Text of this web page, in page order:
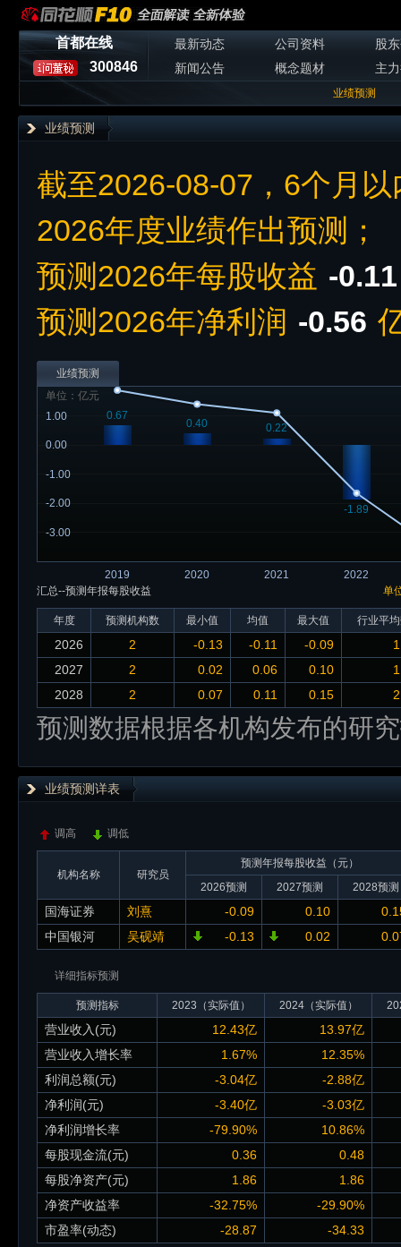
首都在线
300846
最新动态 公司资料
股
新闻公告
概念题材 主
业绩预测
业绩预测
截至2026-08-07，6个月
2026年度业绩作出预测；
预测2026年每股收益 -0.11
预测2026年净利润 -0.56
业绩预测
2019 2020 2021 2022
-3.00
-2.00
-1.00
0.00
1.00
单位：亿元
0.67
0.40 0.22
-1.89
单
汇总--预测年报每股收益
年度 预测机构数 最小值 均值 最大值 行业平
2026 2 -0.13 -0.11 -0.09
2027
2 0.02 0.06 0.10
2028
2 0.07 0.11 0.15
预测数据根据各机构发布的研
业绩预测详表
调高 调低
机构名称 研究员
预测年报每股收益（元）
2026预测
2027预测 2028预测
国海证券 刘熹 -0.09 0.10
中国银河
吴砚靖 -0.13 0.02
详细指标预测
预测指标 2023（实际值） 2024（实际值）
营业收入(元) 12.43亿
13.97亿
营业收入增长率
1.67%
12.35%
利润总额(元)
-3.04亿
-2.88亿
净利润(元)
-3.40亿
-3.03亿
净利润增长率
-79.90%
10.86%
每股现金流(元)
0.36
0.48
每股净资产(元)
1.86
1.86
净资产收益率
-32.75%
-29.90%
市盈率(动态)
-28.87 -34.33